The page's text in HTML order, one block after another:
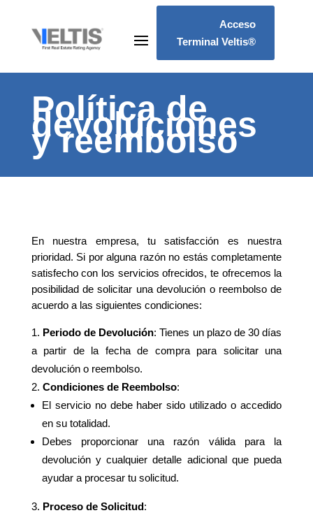
Acceso
Terminal Veltis®
Política de
devoluciones
y reembolso
En nuestra empresa, tu satisfacción es nuestra
prioridad. Si por alguna razón no estás completamente
satisfecho con los servicios ofrecidos, te ofrecemos la
posibilidad de solicitar una devolución o reembolso de
acuerdo a las siguientes condiciones:
Periodo de Devolución: Tienes un plazo de 30 días
a partir de la fecha de compra para solicitar una
devolución o reembolso.
Condiciones de Reembolso:
El servicio no debe haber sido utilizado o accedido
en su totalidad.
Debes proporcionar una razón válida para la
devolución y cualquier detalle adicional que pueda
ayudar a procesar tu solicitud.
Proceso de Solicitud: